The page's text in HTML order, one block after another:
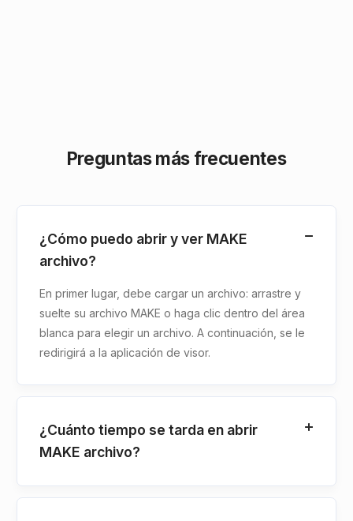
Preguntas más frecuentes
¿Cómo puedo abrir y ver MAKE
archivo?
En primer lugar, debe cargar un archivo: arrastre y
suelte su archivo MAKE o haga clic dentro del área
blanca para elegir un archivo. A continuación, se le
redirigirá a la aplicación de visor.
¿Cuánto tiempo se tarda en abrir
MAKE archivo?